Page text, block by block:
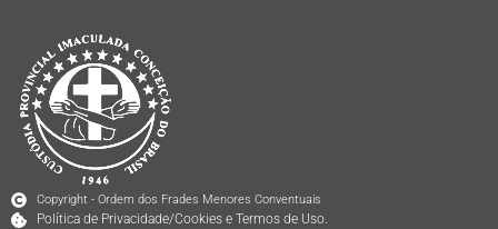
Copyright - Ordem dos Frades Menores Conventuais
Política de Privacidade/Cookies e Termos de Uso.